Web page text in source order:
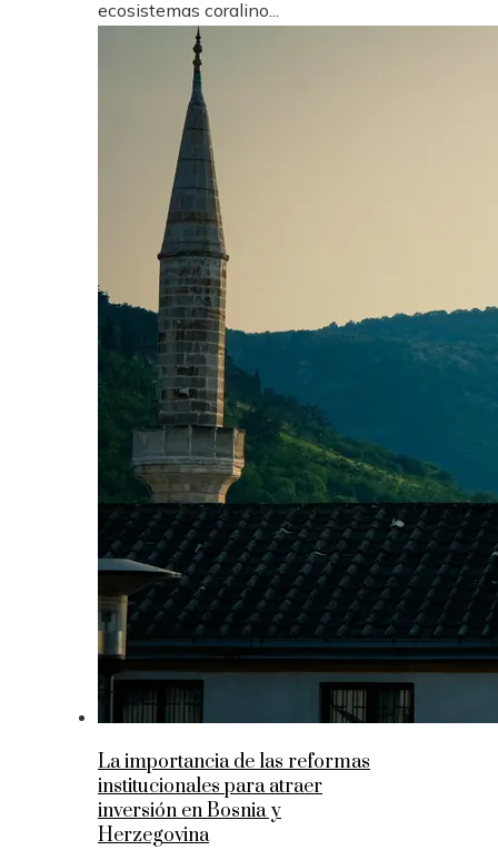
ecosistemas coralino...
La importancia de las reformas
institucionales para atraer
inversión en Bosnia y
Herzegovina